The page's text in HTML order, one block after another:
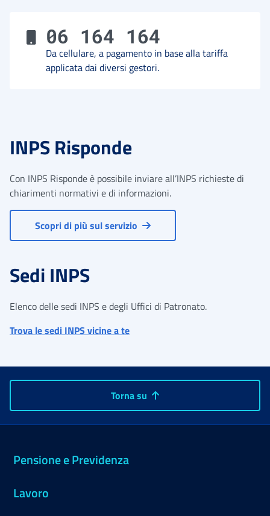
06 164 164
Da cellulare, a pagamento in base alla tariffa
applicata dai diversi gestori.
INPS Risponde
Con INPS Risponde è possibile inviare all’INPS richieste di
chiarimenti normativi e di informazioni.
Scopri di più sul servizio
Sedi INPS
Elenco delle sedi INPS e degli Uffici di Patronato.
Trova le sedi INPS vicine a te
Torna su
Pensione e Previdenza
Lavoro